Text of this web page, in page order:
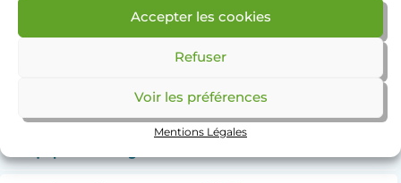
Accepter les cookies
Refuser
Voir les préférences
Mentions Légales
Cardiologie diagnostique et interventionnelle